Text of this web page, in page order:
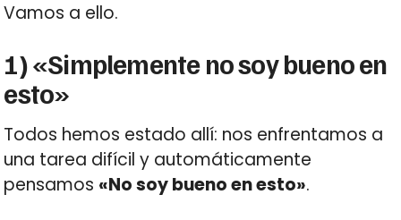
Vamos a ello.
1) «Simplemente no soy bueno en
esto»
Todos hemos estado allí: nos enfrentamos a
una tarea difícil y automáticamente
pensamos «No soy bueno en esto».